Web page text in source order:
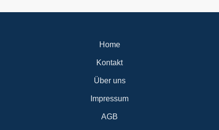
Home
Kontakt
Über uns
Impressum
AGB